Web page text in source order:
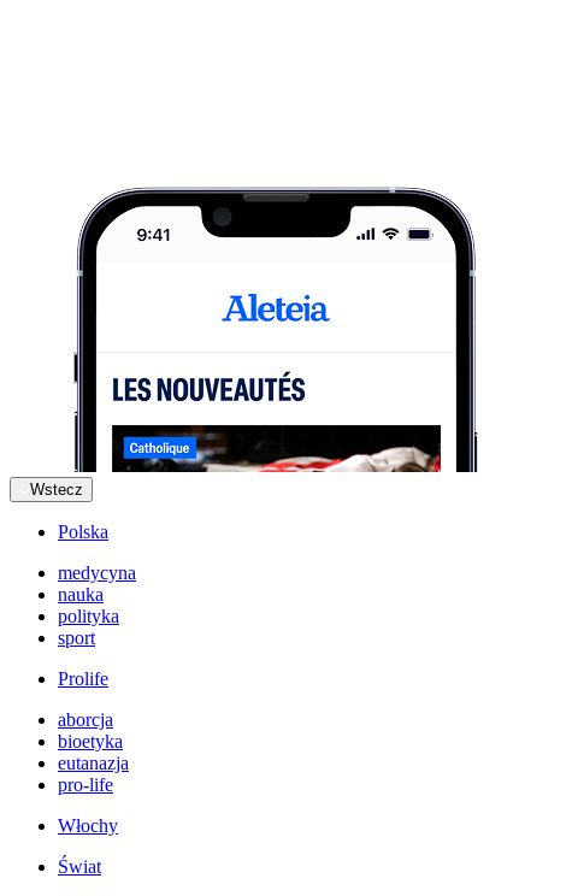
Wstecz
Polska
medycyna
nauka
polityka
sport
Prolife
aborcja
bioetyka
eutanazja
pro-life
Włochy
Świat